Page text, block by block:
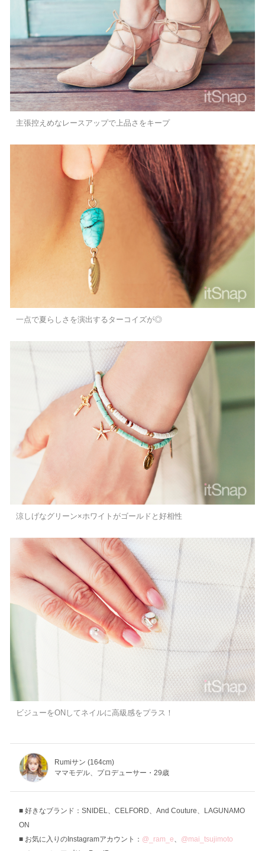
主張控えめなレースアップで上品さをキープ
一点で夏らしさを演出するターコイズが◎
涼しげなグリーン×ホワイトがゴールドと好相性
ビジューをONしてネイルに高級感をプラス！
Rumiサン (164cm)
ママモデル、プロデューサー・29歳
好きなブランド：SNIDEL、CELFORD、And Couture、LAGUNAMO
ON
お気に入りのInstagramアカウント： @_ram_e、 @mai_tsujimoto